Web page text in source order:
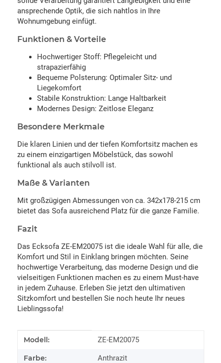
ansprechende Optik, die sich nahtlos in Ihre
Wohnumgebung einfügt.
Funktionen & Vorteile
Hochwertiger Stoff: Pflegeleicht und
strapazierfähig
Bequeme Polsterung: Optimaler Sitz- und
Liegekomfort
Stabile Konstruktion: Lange Haltbarkeit
Modernes Design: Zeitlose Eleganz
Besondere Merkmale
Die klaren Linien und der tiefen Komfortsitz machen es
zu einem einzigartigen Möbelstück, das sowohl
funktional als auch stilvoll ist.
Maße & Varianten
Mit großzügigen Abmessungen von ca. 342x178-215 cm
bietet das Sofa ausreichend Platz für die ganze Familie.
Fazit
Das Ecksofa ZE-EM20075 ist die ideale Wahl für alle, die
Komfort und Stil in Einklang bringen möchten. Seine
hochwertige Verarbeitung, das moderne Design und die
vielseitigen Funktionen machen es zu einem Must-have
in jedem Zuhause. Erleben Sie jetzt den ultimativen
Sitzkomfort und bestellen Sie noch heute Ihr neues
Lieblingssofa!
Produkteigenschaft
Wert
Modell: ZE-EM20075
Farbe: Anthrazit